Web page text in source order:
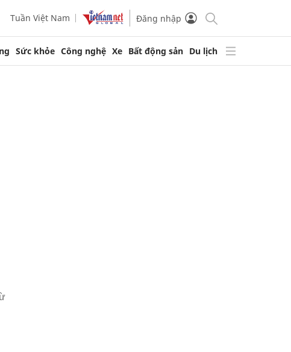
Tuần Việt Nam Đăng nhập
Sức khỏe Công nghệ Xe Bất động sản Du lịch